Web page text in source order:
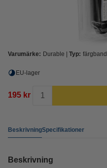
Varumärke: Durable Typ: färgband
EU-lager
195 kr
BeskrivningSpecifikationer
Beskrivning